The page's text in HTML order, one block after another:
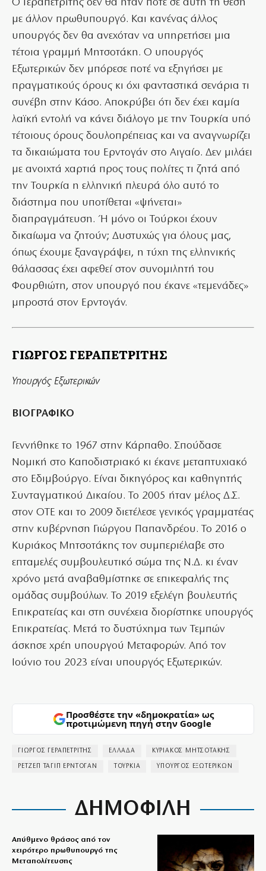
Ο Γεραπετρίτης δεν θα ήταν ποτέ σε αυτή τη θέση
με άλλον πρωθυπουργό. Και κανένας άλλος
υπουργός δεν θα ανεχόταν να υπηρετήσει μια
τέτοια γραμμή Μητσοτάκη. Ο υπουργός
Εξωτερικών δεν μπόρεσε ποτέ να εξηγήσει με
πραγματικούς όρους κι όχι φανταστικά σενάρια τι
συνέβη στην Κάσο. Αποκρύβει ότι δεν έχει καμία
λαϊκή εντολή να κάνει διάλογο με την Τουρκία υπό
τέτοιους όρους δουλοπρέπειας και να αναγνωρίζει
τα δικαιώματα του Ερντογάν στο Αιγαίο. Δεν μιλάει
με ανοιχτά χαρτιά προς τους πολίτες τι ζητά από
την Τουρκία η ελληνική πλευρά όλο αυτό το
διάστημα που υποτίθεται «ψήνεται»
διαπραγμάτευση. Ή μόνο οι Τούρκοι έχουν
δικαίωμα να ζητούν; Δυστυχώς για όλους μας,
όπως έχουμε ξαναγράψει, η τύχη της ελληνικής
θάλασσας έχει αφεθεί στον συνομιλητή του
Φουρθιώτη, στον υπουργό που έκανε «τεμενάδες»
μπροστά στον Ερντογάν.
ΓΙΩΡΓΟΣ ΓΕΡΑΠΕΤΡΙΤΗΣ
Υπουργός Εξωτερικών
ΒΙΟΓΡΑΦΙΚΟ
Γεννήθηκε το 1967 στην Κάρπαθο. Σπούδασε
Νομική στο Καποδιστριακό κι έκανε μεταπτυχιακό
στο Εδιμβούργο. Είναι δικηγόρος και καθηγητής
Συνταγματικού Δικαίου. Το 2005 ήταν μέλος Δ.Σ.
στον ΟΤΕ και το 2009 διετέλεσε γενικός γραμματέας
στην κυβέρνηση Γιώργου Παπανδρέου. Το 2016 ο
Κυριάκος Μητσοτάκης τον συμπεριέλαβε στο
επταμελές συμβουλευτικό σώμα της Ν.Δ. κι έναν
χρόνο μετά αναβαθμίστηκε σε επικεφαλής της
ομάδας συμβούλων. Το 2019 εξελέγη βουλευτής
Επικρατείας και στη συνέχεια διορίστηκε υπουργός
Επικρατείας. Μετά το δυστύχημα των Τεμπών
άσκησε χρέη υπουργού Μεταφορών. Από τον
Ιούνιο του 2023 είναι υπουργός Εξωτερικών.
Προσθέστε την «δημοκρατία» ως
προτιμώμενη πηγή στην Google
ΓΙΩΡΓΟΣ ΓΕΡΑΠΕΤΡΙΤΗΣ ΕΛΛΑΔΑ ΚΥΡΙΑΚΟΣ ΜΗΤΣΟΤΑΚΗΣ
ΡΕΤΖΕΠ ΤΑΓΙΠ ΕΡΝΤΟΓΑΝ ΤΟΥΡΚΙΑ ΥΠΟΥΡΓΟΣ ΕΞΩΤΕΡΙΚΩΝ
ΔΗΜΟΦΙΛΗ
Απύθμενο θράσος από τον
χειρότερο πρωθυπουργό της
Μεταπολίτευσης